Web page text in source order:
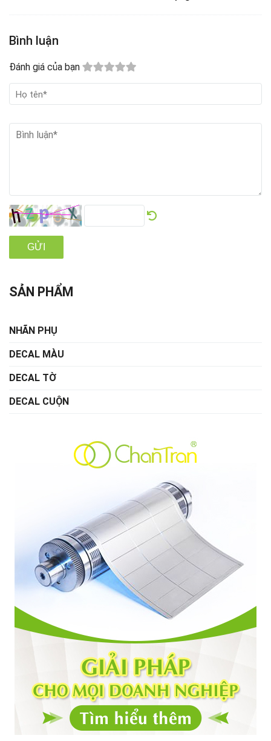
Bình luận
Đánh giá của bạn
GỬI
SẢN PHẨM
NHÃN PHỤ
DECAL MÀU
DECAL TỜ
DECAL CUỘN